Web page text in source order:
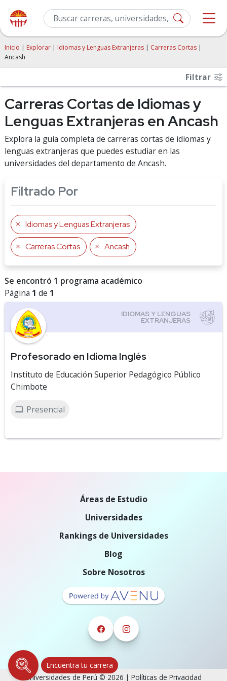
Inicio | Explorar | Idiomas y Lenguas Extranjeras | Carreras Cortas |
Ancash
Filtrar
Carreras Cortas de Idiomas y
Lenguas Extranjeras en Ancash
Explora la guía completa de carreras cortas de idiomas y
lenguas extranjeras que puedes estudiar en las
universidades del departamento de Ancash.
Filtrado Por
Idiomas y Lenguas Extranjeras
Carreras Cortas Ancash
Se encontró 1 programa académico
Página 1 de 1
Profesorado en Idioma Inglés
Instituto de Educación Superior Pedagógico Público
Chimbote
Presencial
Encuentra tu carrera
Áreas de Estudio
Universidades
Rankings de Universidades
Blog
Sobre Nosotros
Universidades de Perú © 2026 | Políticas de Privacidad